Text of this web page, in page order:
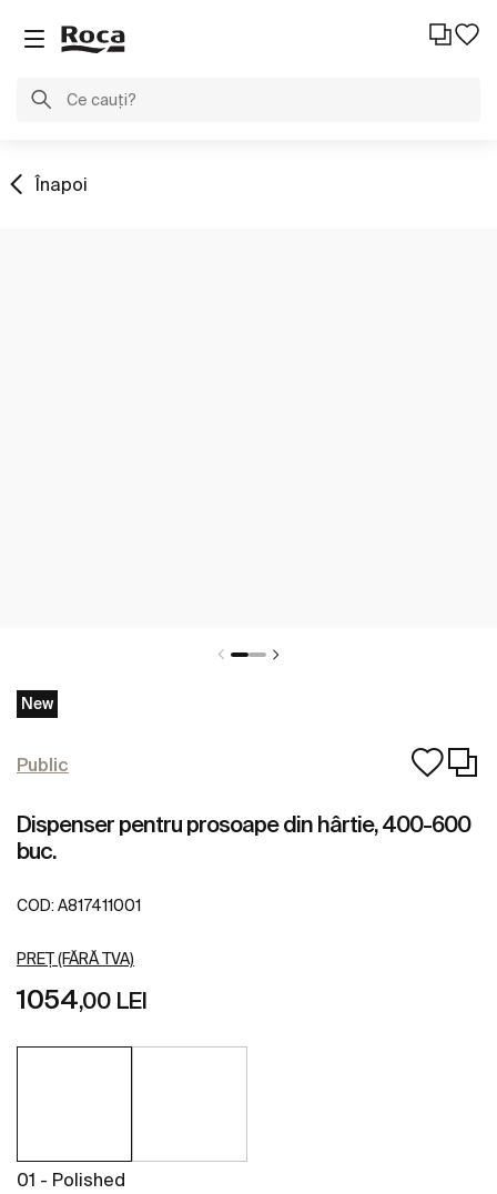
Înapoi
New
Public
Dispenser pentru prosoape din hârtie, 400-600
buc.
COD: A817411001
PREȚ (FĂRĂ TVA)
1054,00 LEI
01 - Polished